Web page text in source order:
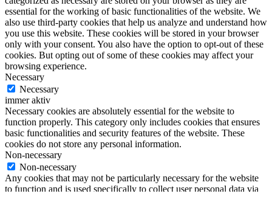
essential for the working of basic functionalities of the website. We
also use third-party cookies that help us analyze and understand how
you use this website. These cookies will be stored in your browser
only with your consent. You also have the option to opt-out of these
cookies. But opting out of some of these cookies may affect your
browsing experience.
Necessary
Necessary
immer aktiv
Necessary cookies are absolutely essential for the website to
function properly. This category only includes cookies that ensures
basic functionalities and security features of the website. These
cookies do not store any personal information.
Non-necessary
Non-necessary
Any cookies that may not be particularly necessary for the website
to function and is used specifically to collect user personal data via